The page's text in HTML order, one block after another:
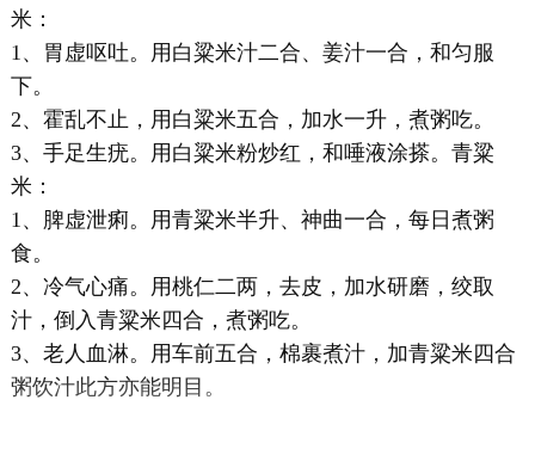
米：
1、胃虚呕吐。用白粱米汁二合、姜汁一合，和匀服
下。
2、霍乱不止，用白粱米五合，加水一升，煮粥吃。
3、手足生疣。用白粱米粉炒红，和唾液涂搽。青粱
米：
1、脾虚泄痢。用青粱米半升、神曲一合，每日煮粥
食。
2、冷气心痛。用桃仁二两，去皮，加水研磨，绞取
汁，倒入青粱米四合，煮粥吃。
3、老人血淋。用车前五合，棉裹煮汁，加青粱米四合
粥饮汁此方亦能明目。